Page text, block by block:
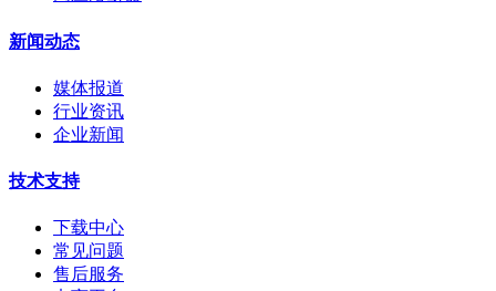
新闻动态
媒体报道
行业资讯
企业新闻
技术支持
下载中心
常见问题
售后服务